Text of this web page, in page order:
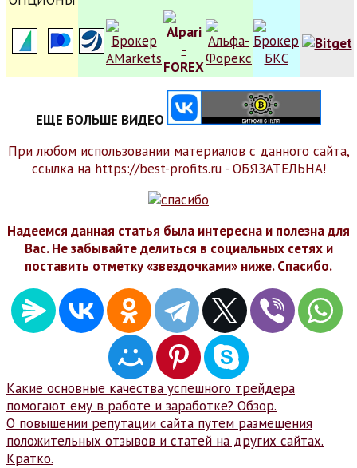
ЕЩЕ БОЛЬШЕ ВИДЕО
При любом использовании материалов с данного сайта,
ссылка на https://best-profits.ru - ОБЯЗАТЕЛЬНА!
Надеемся данная статья была интересна и полезна для
Вас. Не забывайте делиться в социальных сетях и
поставить отметку «звездочками» ниже. Спасибо.
Навигация
по
записям
Какие основные качества успешного трейдера
помогают ему в работе и заработке? Обзор.
О повышении репутации сайта путем размещения
положительных отзывов и статей на других сайтах.
Кратко.